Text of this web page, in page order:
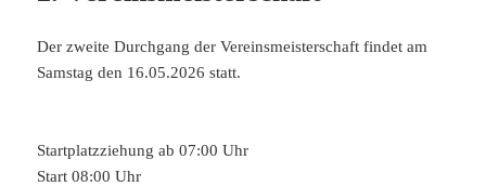
Der zweite Durchgang der Vereinsmeisterschaft findet am
Samstag den 16.05.2026 statt.
Startplatzziehung ab 07:00 Uhr
Start 08:00 Uhr